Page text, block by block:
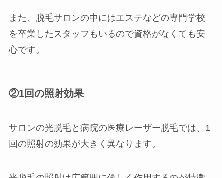
また、脱毛サロンの中にはエステなどの専門学校
を卒業したスタッフもいるので資格がなくても安
心です。
②1回の照射効果
サロンの光脱毛と病院の医療レーザー脱毛では、1
回の照射の効果が大きく異なります。